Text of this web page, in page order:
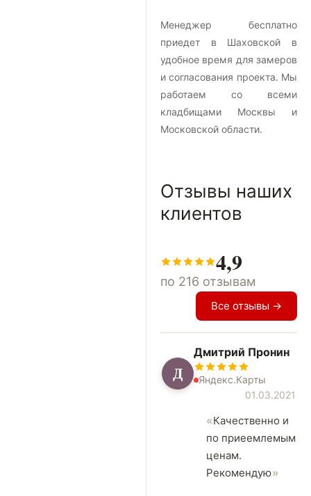
Менеджер бесплатно
приедет в Шаховской в
удобное время для замеров
и согласования проекта. Мы
работаем со всеми
кладбищами Москвы и
Московской области.
Отзывы наших
клиентов
4,9
по 216 отзывам
Все отзывы →
Д
Дмитрий Пронин
Яндекс.Карты
01.03.2021
Качественно и
по приеемлемым
ценам.
Рекомендую